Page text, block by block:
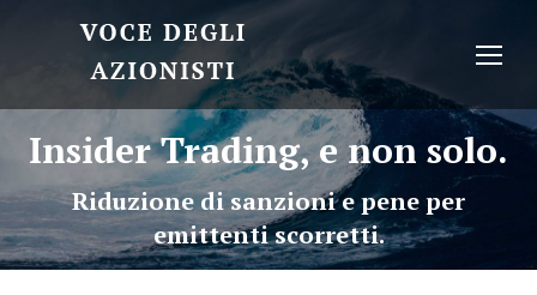
Insider Trading, e non solo.
Riduzione di sanzioni e pene per
emittenti scorretti.